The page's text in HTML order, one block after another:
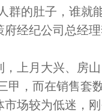
群的肚子，谁就
经纪公司总经
上月大兴、房
甲，而在销售套
场较为低迷，